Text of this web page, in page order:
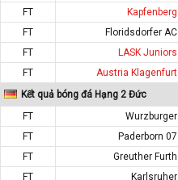
FT
Kapfenberg
FT
Floridsdorfer AC
FT
LASK Juniors
FT
Austria Klagenfurt
Kết quả bóng đá Hạng 2 Đức
FT
Wurzburger
FT
Paderborn 07
FT
Greuther Furth
FT
Karlsruher